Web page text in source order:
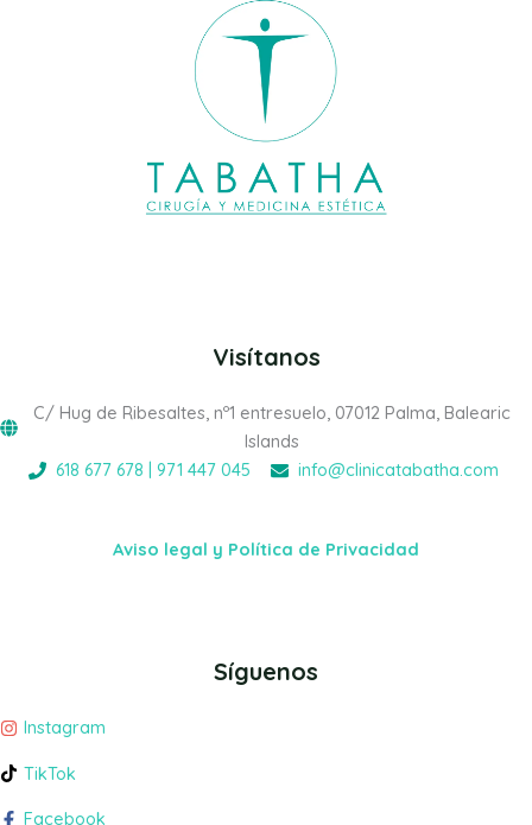
Visítanos
C/ Hug de Ribesaltes, nº1 entresuelo, 07012 Palma, Balearic
Islands
618 677 678 | 971 447 045
info@clinicatabatha.com
Aviso legal y Política de Privacidad
Síguenos
Instagram
TikTok
Facebook